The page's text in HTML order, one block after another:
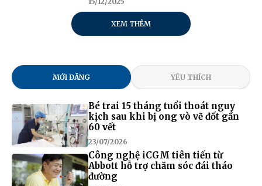
XEM THÊM
MỚI ĐĂNG YÊU THÍCH
Bé trai 15 tháng tuổi thoát nguy
kịch sau khi bị ong vò vẽ đốt gần
60 vết
23/07/2026
Công nghệ iCGM tiên tiến từ
Abbott hỗ trợ chăm sóc đái tháo
đường